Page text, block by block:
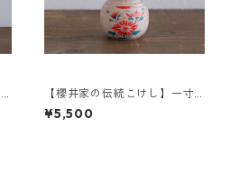
【櫻井家の伝統こけし】一寸
こけし 永吉型 菊a
¥5,500